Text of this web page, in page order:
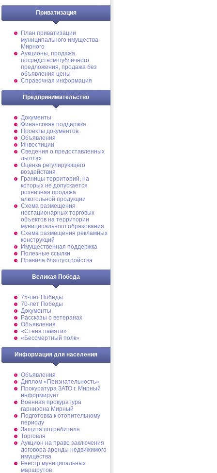
Приватизация
План приватизации
муниципального имущества
Мирного
Аукционы, продажа
посредством публичного
предложения, продажа без
объявления цены
Справочная информация
Предпринимательство
Документы
Финансовая поддержка
Проекты документов
Объявления
Инвестиции
Сведения о предоставленных
льготах
Оценка регулирующего
воздействия
Границы территорий, на
которых не допускается
розничная продажа
алкогольной продукции
Схема размещения
нестационарных торговых
объектов на территории
муниципального образования
Схема размещения рекламных
конструкций
Имущественная поддержка
Полезные ссылки
Правила благоустройства
Великая Победа
75-лет Победы
70-лет Победы
Документы
Рассказы о ветеранах
Объявления
«Стена памяти»
«Бессмертный полк»
Информация для населения
Объявления
Диплом «Признательность»
Прокуратура ЗАТО г. Мирный
информирует
Военная прокуратура
гарнизона Мирный
Подготовка к отопительному
периоду
Защита потребителя
Торговля
Аукцион на право заключения
договора аренды недвижимого
имущества
Реестр муниципальных
маршрутов